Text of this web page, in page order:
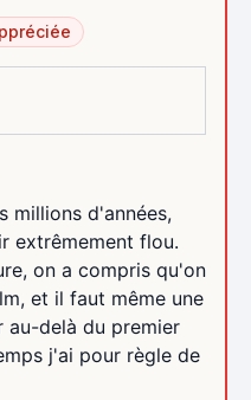
millions d'années,
extrêmement flou.
on a compris qu'on
et il faut même une
delà du premier
j'ai pour règle de